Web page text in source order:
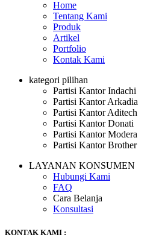
Home
Tentang Kami
Produk
Artikel
Portfolio
Kontak Kami
kategori pilihan
Partisi Kantor Indachi
Partisi Kantor Arkadia
Partisi Kantor Aditech
Partisi Kantor Donati
Partisi Kantor Modera
Partisi Kantor Brother
LAYANAN KONSUMEN
Hubungi Kami
FAQ
Cara Belanja
Konsultasi
KONTAK KAMI :